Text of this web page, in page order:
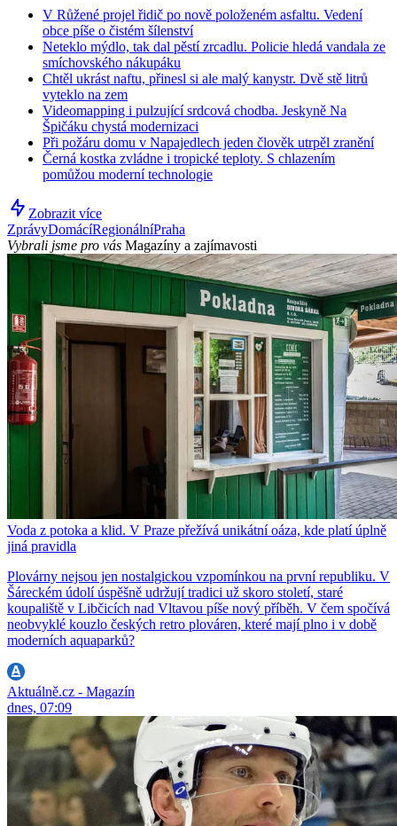
V Růžené projel řidič po nově položeném asfaltu. Vedení
obce píše o čistém šílenství
Neteklo mýdlo, tak dal pěstí zrcadlu. Policie hledá vandala ze
smíchovského nákupáku
Chtěl ukrást naftu, přinesl si ale malý kanystr. Dvě stě litrů
vyteklo na zem
Videomapping i pulzující srdcová chodba. Jeskyně Na
Špičáku chystá modernizaci
Při požáru domu v Napajedlech jeden člověk utrpěl zranění
Černá kostka zvládne i tropické teploty. S chlazením
pomůžou moderní technologie
Zobrazit více
ZprávyDomácíRegionálníPraha
Vybrali jsme pro vás Magazíny a zajímavosti
Voda z potoka a klid. V Praze přežívá unikátní oáza, kde platí úplně
jiná pravidla
Plovárny nejsou jen nostalgickou vzpomínkou na první republiku. V
Šáreckém údolí úspěšně udržují tradici už skoro století, staré
koupaliště v Libčicích nad Vltavou píše nový příběh. V čem spočívá
neobvyklé kouzlo českých retro plováren, které mají plno i v době
moderních aquaparků?
Aktuálně.cz - Magazín
dnes, 07:09